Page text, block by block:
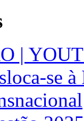
|
se